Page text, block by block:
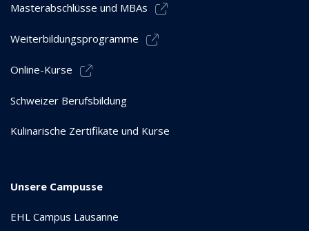
Masterabschlüsse und MBAs
Weiterbildungsprogramme
Online-Kurse
Schweizer Berufsbildung
Kulinarische Zertifikate und Kurse
Unsere Campusse
EHL Campus Lausanne